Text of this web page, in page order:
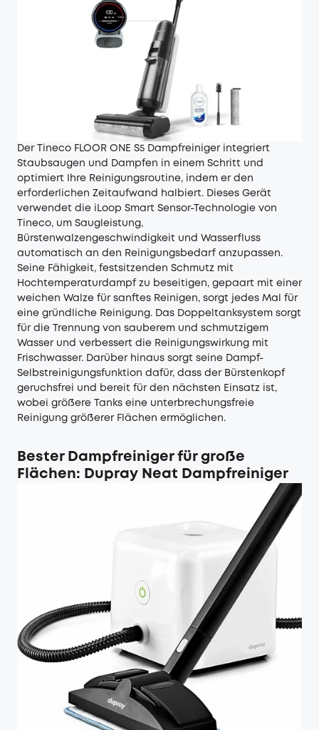
Der Tineco FLOOR ONE S5 Dampfreiniger integriert
Staubsaugen und Dampfen in einem Schritt und
optimiert Ihre Reinigungsroutine, indem er den
erforderlichen Zeitaufwand halbiert. Dieses Gerät
verwendet die iLoop Smart Sensor-Technologie von
Tineco, um Saugleistung,
Bürstenwalzengeschwindigkeit und Wasserfluss
automatisch an den Reinigungsbedarf anzupassen.
Seine Fähigkeit, festsitzenden Schmutz mit
Hochtemperaturdampf zu beseitigen, gepaart mit einer
weichen Walze für sanftes Reinigen, sorgt jedes Mal für
eine gründliche Reinigung. Das Doppeltanksystem sorgt
für die Trennung von sauberem und schmutzigem
Wasser und verbessert die Reinigungswirkung mit
Frischwasser. Darüber hinaus sorgt seine Dampf-
Selbstreinigungsfunktion dafür, dass der Bürstenkopf
geruchsfrei und bereit für den nächsten Einsatz ist,
wobei größere Tanks eine unterbrechungsfreie
Reinigung größerer Flächen ermöglichen.
Bester Dampfreiniger für große
Flächen: Dupray Neat Dampfreiniger